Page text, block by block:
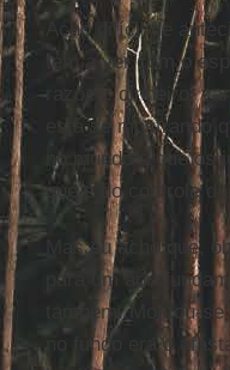
Acho difícil de
tem a ver com o
razões: dinheiro,
está se mostrando
no mundo o que
que é do controle
Mas eu acho que,
para um
também. Montou-
no fundo era o